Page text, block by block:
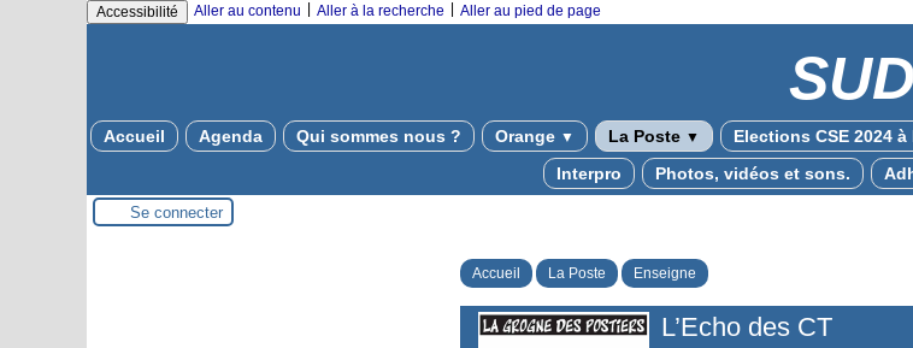
Accessibilité Aller au contenu Aller à la recherche Aller au pied de page
Accueil Agenda Qui sommes nous ? Orange ▼ La Poste ▼ Elections CSE 2024
Interpro Photos, vidéos et sons.
Se connecter
Accueil La Poste Enseigne
L’Echo des CT